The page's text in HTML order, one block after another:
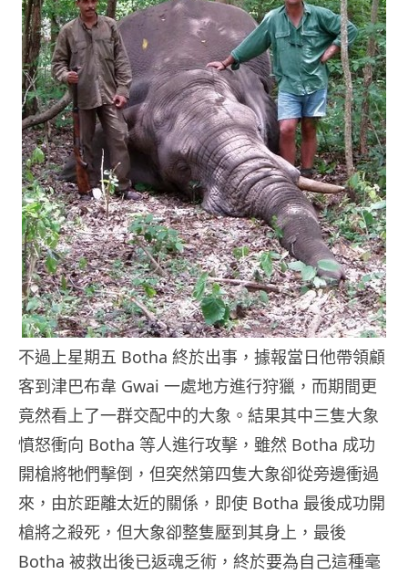
不過上星期五 Botha 終於出事，據報當日他帶領顧
客到津巴布韋 Gwai 一處地方進行狩獵，而期間更
竟然看上了一群交配中的大象。結果其中三隻大象
憤怒衝向 Botha 等人進行攻擊，雖然 Botha 成功
開槍將牠們擊倒，但突然第四隻大象卻從旁邊衝過
來，由於距離太近的關係，即使 Botha 最後成功開
槍將之殺死，但大象卻整隻壓到其身上，最後
Botha 被救出後已返魂乏術，終於要為自己這種毫